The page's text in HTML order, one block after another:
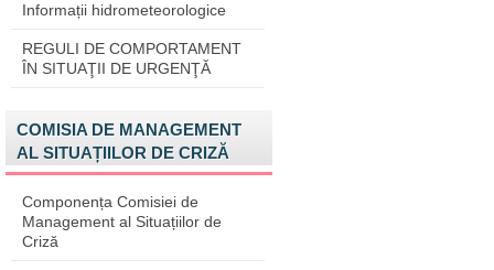
Informații hidrometeorologice
REGULI DE COMPORTAMENT
ÎN SITUAŢII DE URGENŢĂ
COMISIA DE MANAGEMENT
AL SITUAȚIILOR DE CRIZĂ
Componența Comisiei de
Management al Situațiilor de
Criză